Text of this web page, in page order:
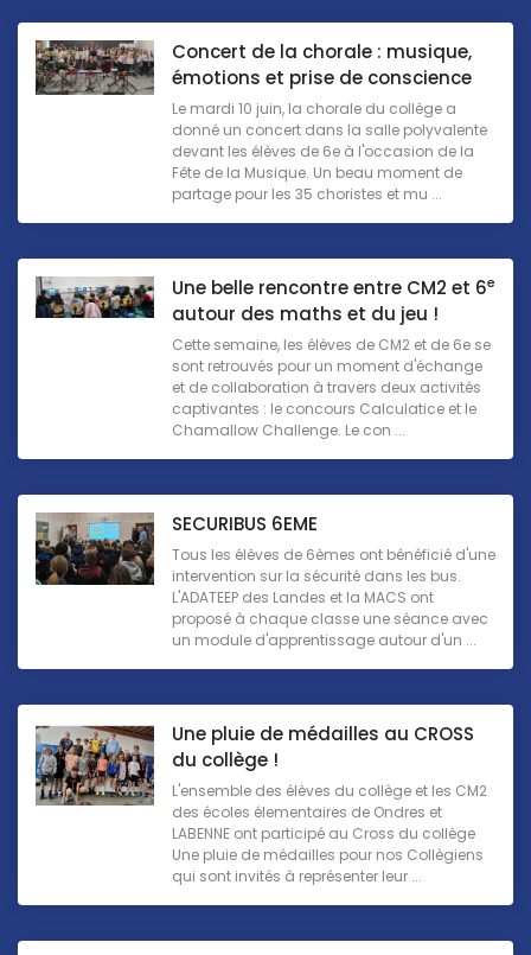
Concert de la chorale : musique,
émotions et prise de conscience
Le mardi 10 juin, la chorale du collège a
donné un concert dans la salle polyvalente
devant les élèves de 6e à l'occasion de la
Fête de la Musique. Un beau moment de
partage pour les 35 choristes et mu ...
Une belle rencontre entre CM2 et 6e
autour des maths et du jeu !
Cette semaine, les élèves de CM2 et de 6e se
sont retrouvés pour un moment d'échange
et de collaboration à travers deux activités
captivantes : le concours Calculatice et le
Chamallow Challenge. Le con ...
SECURIBUS 6EME
Tous les élèves de 6èmes ont bénéficié d'une
intervention sur la sécurité dans les bus.
L'ADATEEP des Landes et la MACS ont
proposé à chaque classe une séance avec
un module d'apprentissage autour d'un ...
Une pluie de médailles au CROSS
du collège !
L'ensemble des élèves du collège et les CM2
des écoles élementaires de Ondres et
LABENNE ont participé au Cross du collège
Une pluie de médailles pour nos Collègiens
qui sont invités à représenter leur ...